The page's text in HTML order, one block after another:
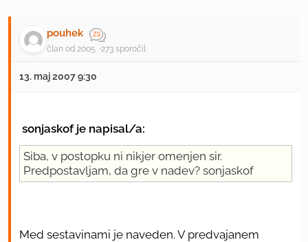
pouhek
član od 2005 273 sporočil
13. maj 2007 9:30
sonjaskof je napisal/a:
Siba, v postopku ni nikjer omenjen sir.
Predpostavljam, da gre v nadev? sonjaskof
Med sestavinami je naveden. V predvajanem